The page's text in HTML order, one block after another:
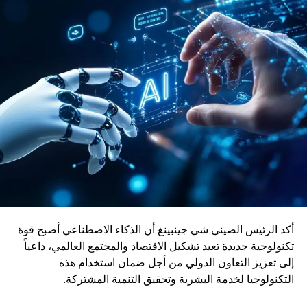
والقاطرات، حيث راكمت خبرة واسعة في تطوير حلول نقل
حديثة ومستدامة.
ويأتي إدماج قاطرات DO-70X ضمن رؤية المغرب الرامية إلى
بناء منظومة نقل سككي أكثر نجاعة واستدامة، بما يواكب
التحولات الاقتصادية ويعزز دور السكك الحديدية كرافعة للتنمية
وربط مختلف جهات المملكة
أكد الرئيس الصيني شي جينبينغ أن الذكاء الاصطناعي أصبح قوة
تكنولوجية جديدة تعيد تشكيل الاقتصاد والمجتمع العالمي، داعياً
إلى تعزيز التعاون الدولي من أجل ضمان استخدام هذه
التكنولوجيا لخدمة البشرية وتحقيق التنمية المشتركة.